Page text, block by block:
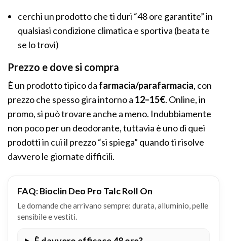
cerchi un prodotto che ti duri “48 ore garantite” in
qualsiasi condizione climatica e sportiva (beata te
se lo trovi)
Prezzo e dove si compra
È un prodotto tipico da farmacia/parafarmacia, con
prezzo che spesso gira intorno a 12–15€. Online, in
promo, si può trovare anche a meno. Indubbiamente
non poco per un deodorante, tuttavia è uno di quei
prodotti in cui il prezzo “si spiega” quando ti risolve
davvero le giornate difficili.
FAQ: Bioclin Deo Pro Talc Roll On
Le domande che arrivano sempre: durata, alluminio, pelle
sensibile e vestiti.